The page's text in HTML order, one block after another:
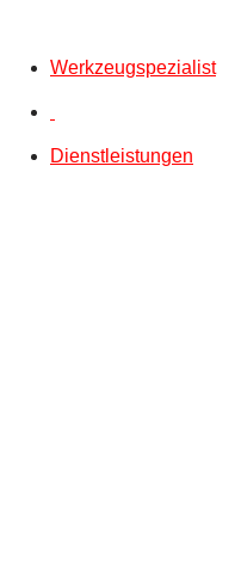
Werkzeugspezialist
Dienstleistungen